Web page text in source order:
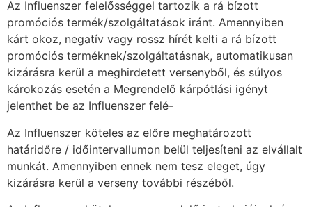
Az Influenszer felelősséggel tartozik a rá bízott
promóciós termék/szolgáltatások iránt. Amennyiben
kárt okoz, negatív vagy rossz hírét kelti a rá bízott
promóciós terméknek/szolgáltatásnak, automatikusan
kizárásra kerül a meghirdetett versenyből, és súlyos
károkozás esetén a Megrendelő kárpótlási igényt
jelenthet be az Influenszer felé-
Az Influenszer köteles az előre meghatározott
határidőre / időintervallumon belül teljesíteni az elvállalt
munkát. Amennyiben ennek nem tesz eleget, úgy
kizárásra kerül a verseny további részéből.